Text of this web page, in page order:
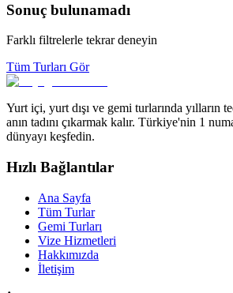
Sonuç bulunamadı
Farklı filtrelerle tekrar deneyin
Tüm Turları Gör
Yurt içi, yurt dışı ve gemi turlarında yılların
anın tadını çıkarmak kalır. Türkiye'nin 1
dünyayı keşfedin.
Hızlı Bağlantılar
Ana Sayfa
Tüm Turlar
Gemi Turları
Vize Hizmetleri
Hakkımızda
İletişim